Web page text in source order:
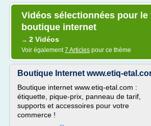
Vidéos sélectionnées pour le
boutique internet
→ 2 Vidéos
Voir également7 Articles pour ce thème
Boutique Internet www.etiq-
Boutique internet www.etiq-etal.com :
étiquette, pique-prix, panneau de tarif,
supports et accessoires pour votre
commerce !